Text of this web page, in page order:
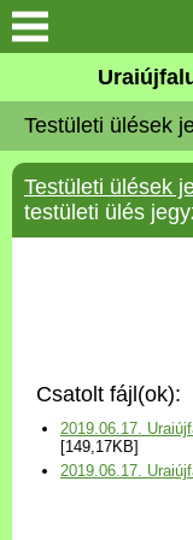
Köszöntő
Elérhetőségek
Uraiújfalu
Választási
Versenyképes
Testületi ülések
Testületi ülések
testületi ülés
Csatolt fájl(ok):
2019.06.17.
[149,17KB]
2019.06.17.